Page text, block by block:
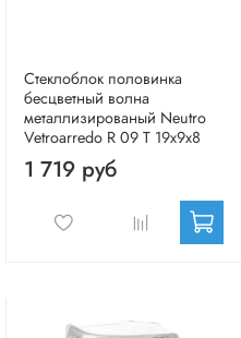
Стеклоблок половинка
бесцветный волна
металлизированый Neutro
Vetroarredo R 09 T 19x9x8
1 719 руб